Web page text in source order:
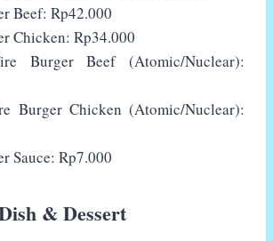
Beef: Rp42.000
Chicken: Rp34.000
Burger Beef (Atomic/Nuclear):
Burger Chicken (Atomic/Nuclear):
Sauce: Rp7.000
& Dessert